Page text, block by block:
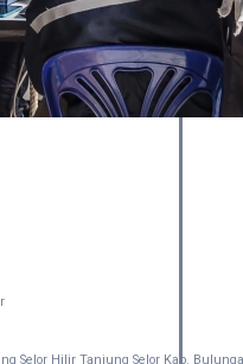
Selor Hilir Tanjung Selor Kab.